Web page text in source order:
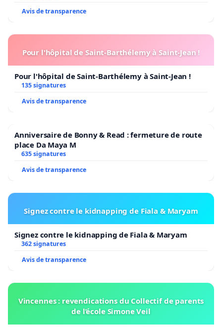
Avis de transparence
Pour l'hôpital de Saint-Barthélemy à Saint-Jean !
Pour l'hôpital de Saint-Barthélemy à Saint-Jean !
135 signatures
Avis de transparence
Anniversaire de Bonny & Read : fermeture de route
place Da Maya M
635 signatures
Avis de transparence
Signez contre le kidnapping de Fiala & Maryam
Signez contre le kidnapping de Fiala & Maryam
362 signatures
Avis de transparence
Vincennes : revendications du Collectif de parents
de l’école Simone Veil